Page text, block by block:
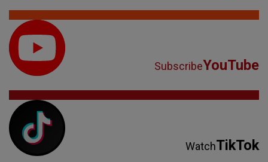
SubscribeYouTube
WatchTikTok